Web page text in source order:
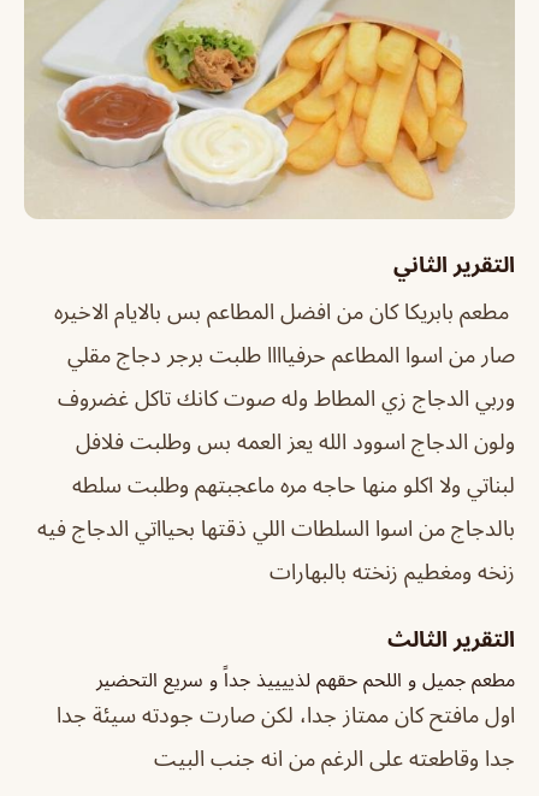
التقرير الثاني
مطعم بابريكا كان من افضل المطاعم بس بالايام الاخيره
صار من اسوا المطاعم حرفياااا طلبت برجر دجاج مقلي
وربي الدجاج زي المطاط وله صوت كانك تاكل غضروف
ولون الدجاج اسوود الله يعز العمه بس وطلبت فلافل
لبناتي ولا اكلو منها حاجه مره ماعجبتهم وطلبت سلطه
بالدجاج من اسوا السلطات اللي ذقتها بحيااتي الدجاج فيه
زنخه ومغطيم زنخته بالبهارات
التقرير الثالث
مطعم جميل و اللحم حقهم لذييييذ جداً و سريع التحضير
اول مافتح كان ممتاز جدا، لكن صارت جودته سيئة جدا
جدا وقاطعته على الرغم من انه جنب البيت